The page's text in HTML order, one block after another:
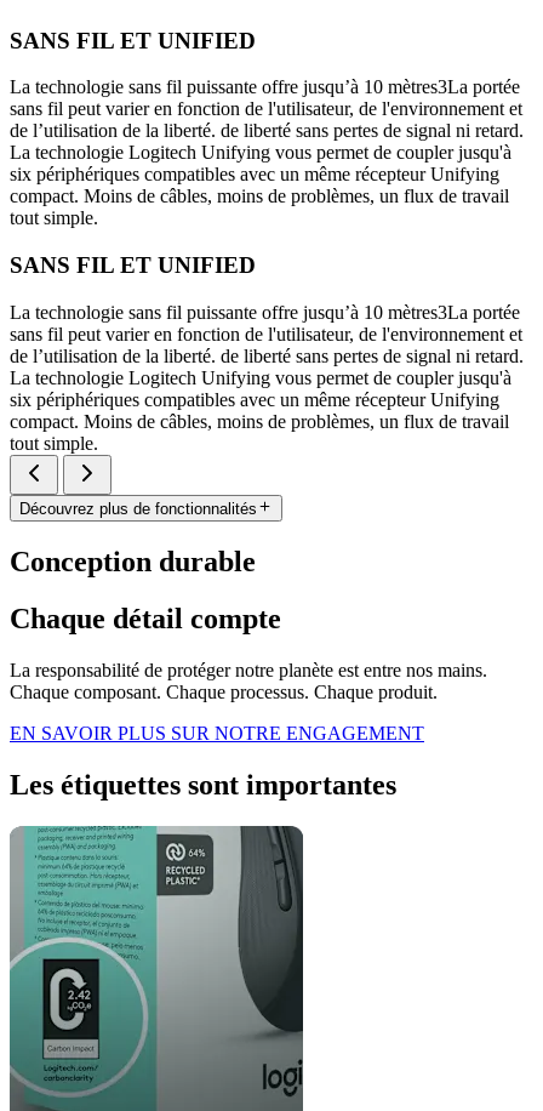
SANS FIL ET UNIFIED
La technologie sans fil puissante offre jusqu’à 10 mètres3La portée
sans fil peut varier en fonction de l'utilisateur, de l'environnement et
de l’utilisation de la liberté. de liberté sans pertes de signal ni retard.
La technologie Logitech Unifying vous permet de coupler jusqu'à
six périphériques compatibles avec un même récepteur Unifying
compact. Moins de câbles, moins de problèmes, un flux de travail
tout simple.
SANS FIL ET UNIFIED
La technologie sans fil puissante offre jusqu’à 10 mètres3La portée
sans fil peut varier en fonction de l'utilisateur, de l'environnement et
de l’utilisation de la liberté. de liberté sans pertes de signal ni retard.
La technologie Logitech Unifying vous permet de coupler jusqu'à
six périphériques compatibles avec un même récepteur Unifying
compact. Moins de câbles, moins de problèmes, un flux de travail
tout simple.
Découvrez plus de fonctionnalités
Conception durable
Chaque détail compte
La responsabilité de protéger notre planète est entre nos mains.
Chaque composant. Chaque processus. Chaque produit.
EN SAVOIR PLUS SUR NOTRE ENGAGEMENT
Les étiquettes sont importantes